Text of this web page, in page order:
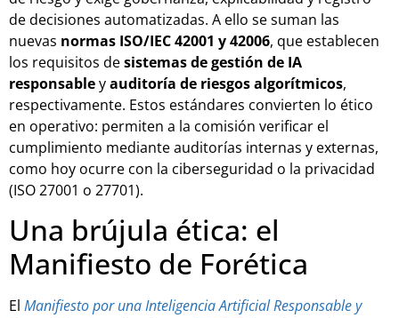
de decisiones automatizadas. A ello se suman las
nuevas normas ISO/IEC 42001 y 42006, que establecen
los requisitos desistemas de gestión de IA
responsableyauditoría de riesgos algorítmicos,
respectivamente. Estos estándares convierten lo ético
en operativo: permiten a la comisión verificar el
cumplimiento mediante auditorías internas y externas,
como hoy ocurre con la ciberseguridad o la privacidad
(ISO 27001 o 27701).
Una brújula ética: el
Manifiesto de Forética
El Manifiesto por una Inteligencia Artificial Responsable y